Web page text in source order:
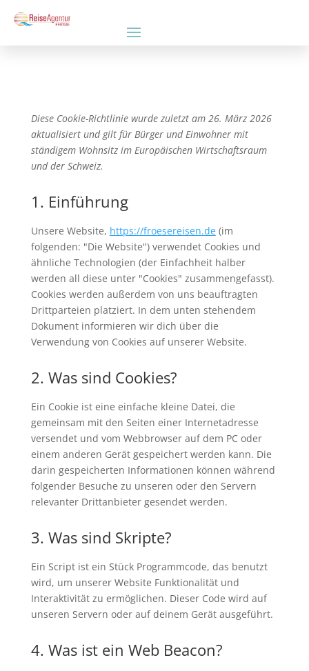
Diese Cookie-Richtlinie wurde zuletzt am 26. März 2026
aktualisiert und gilt für Bürger und Einwohner mit
ständigem Wohnsitz im Europäischen Wirtschaftsraum
und der Schweiz.
1. Einführung
Unsere Website, https://froesereisen.de(im
folgenden: "Die Website") verwendet Cookies und
ähnliche Technologien (der Einfachheit halber
werden all diese unter "Cookies" zusammengefasst).
Cookies werden außerdem von uns beauftragten
Drittparteien platziert. In dem unten stehendem
Dokument informieren wir dich über die
Verwendung von Cookies auf unserer Website.
2. Was sind Cookies?
Ein Cookie ist eine einfache kleine Datei, die
gemeinsam mit den Seiten einer Internetadresse
versendet und vom Webbrowser auf dem PC oder
einem anderen Gerät gespeichert werden kann. Die
darin gespeicherten Informationen können während
folgender Besuche zu unseren oder den Servern
relevanter Drittanbieter gesendet werden.
3. Was sind Skripte?
Ein Script ist ein Stück Programmcode, das benutzt
wird, um unserer Website Funktionalität und
Interaktivität zu ermöglichen. Dieser Code wird auf
unseren Servern oder auf deinem Gerät ausgeführt.
4. Was ist ein Web Beacon?